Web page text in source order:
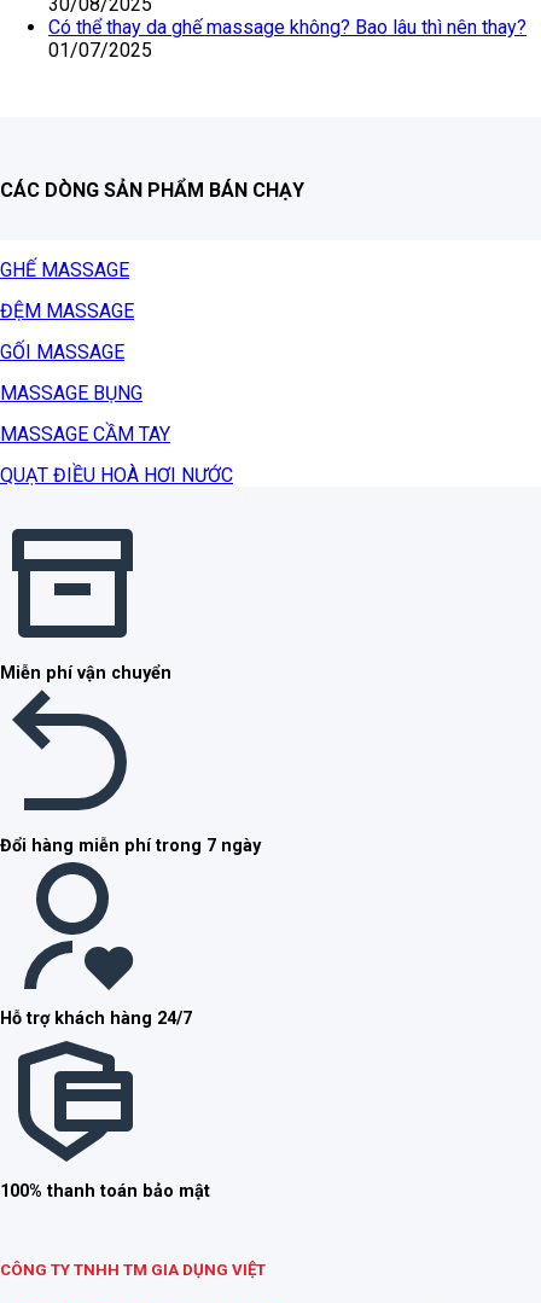
Có thể thay da ghế massage không? Bao lâu thì nên thay?
01/07/2025
CÁC DÒNG SẢN PHẨM BÁN CHẠY
GHẾ MASSAGE
ĐỆM MASSAGE
GỐI MASSAGE
MASSAGE BỤNG
MASSAGE CẦM TAY
QUẠT ĐIỀU HOÀ HƠI NƯỚC
Miễn phí vận chuyển
Đổi hàng miễn phí trong 7 ngày
Hỗ trợ khách hàng 24/7
100% thanh toán bảo mật
CÔNG TY TNHH TM GIA DỤNG VIỆT